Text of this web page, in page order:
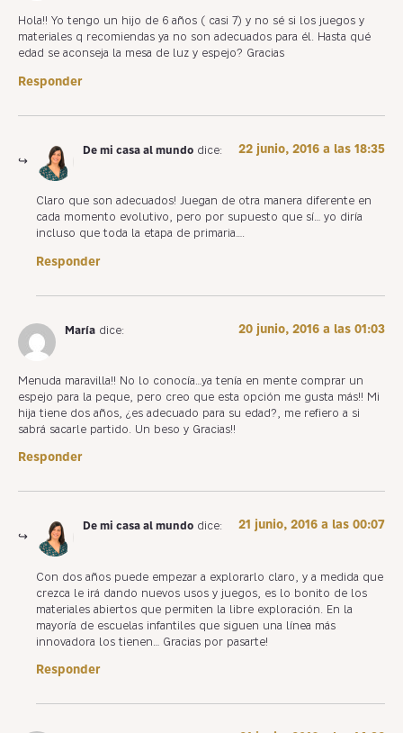
Hola!! Yo tengo un hijo de 6 años ( casi 7) y no sé si los juegos y
materiales q recomiendas ya no son adecuados para él. Hasta qué
edad se aconseja la mesa de luz y espejo? Gracias
Responder
De mi casa al mundo dice: 22 junio, 2016 a las 18:35
Claro que son adecuados! Juegan de otra manera diferente en
cada momento evolutivo, pero por supuesto que sí… yo diría
incluso que toda la etapa de primaria….
Responder
María dice: 20 junio, 2016 a las 01:03
Menuda maravilla!! No lo conocía…ya tenía en mente comprar un
espejo para la peque, pero creo que esta opción me gusta más!! Mi
hija tiene dos años, ¿es adecuado para su edad?, me refiero a si
sabrá sacarle partido. Un beso y Gracias!!
Responder
De mi casa al mundo dice: 21 junio, 2016 a las 00:07
Con dos años puede empezar a explorarlo claro, y a medida que
crezca le irá dando nuevos usos y juegos, es lo bonito de los
materiales abiertos que permiten la libre exploración. En la
mayoría de escuelas infantiles que siguen una línea más
innovadora los tienen… Gracias por pasarte!
Responder